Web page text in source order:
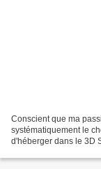
Conscient que ma
systématiquement le
d'héberger dans le 3D